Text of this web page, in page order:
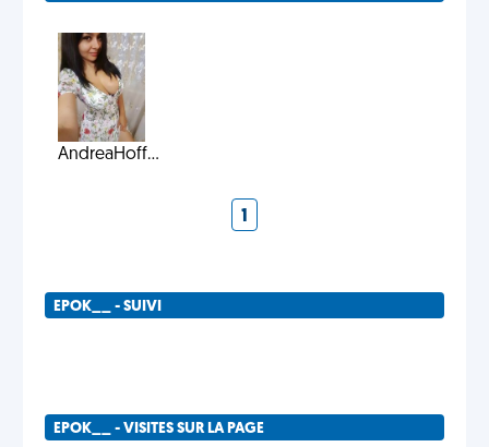
AndreaHoff...
1
EPOK__ - SUIVI
EPOK__ - VISITES SUR LA PAGE